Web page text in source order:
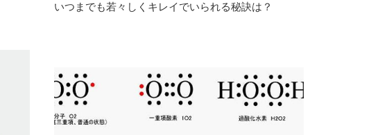
いつまでも若々しくキレイでいられる秘訣は？